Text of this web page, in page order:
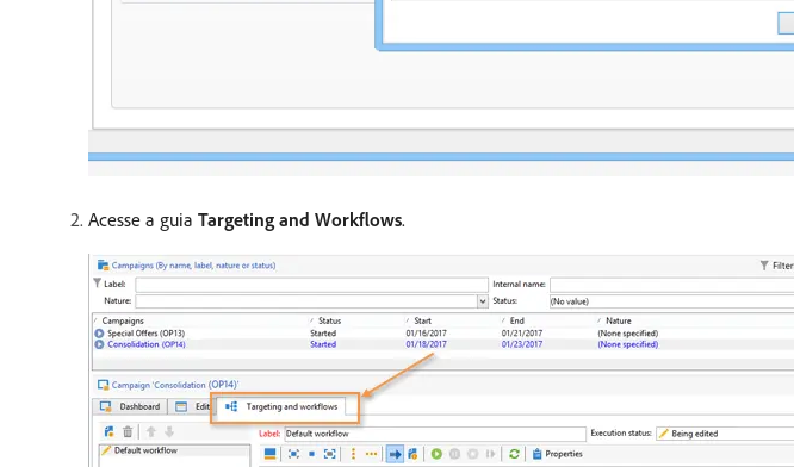
Acesse a guia Targeting and Workflows.